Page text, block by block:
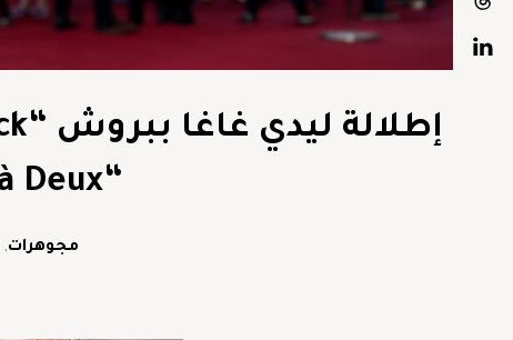
“Joker: Folie à Deux”
مجوهرات,